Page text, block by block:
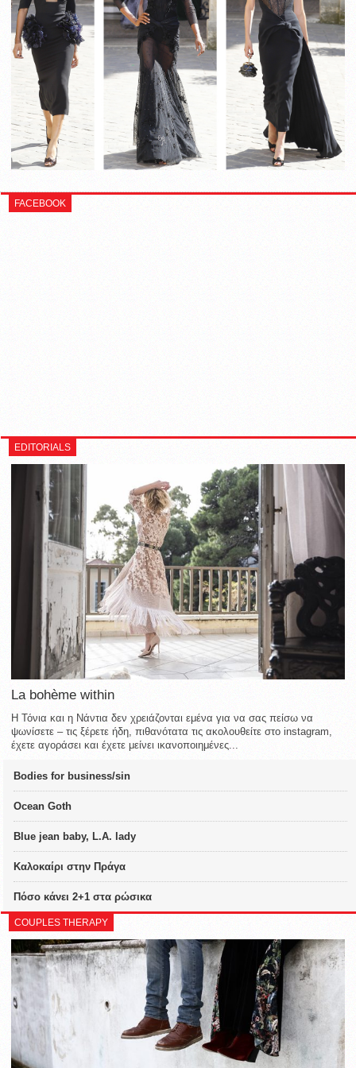
FACEBOOK
EDITORIALS
La bohème within
Η Τόνια και η Νάντια δεν χρειάζονται εμένα για να σας πείσω να
ψωνίσετε – τις ξέρετε ήδη, πιθανότατα τις ακολουθείτε στο instagram,
έχετε αγοράσει και έχετε μείνει ικανοποιημένες...
Bodies for business/sin
Ocean Goth
Blue jean baby, L.A. lady
Καλοκαίρι στην Πράγα
Πόσο κάνει 2+1 στα ρώσικα
COUPLES THERAPY